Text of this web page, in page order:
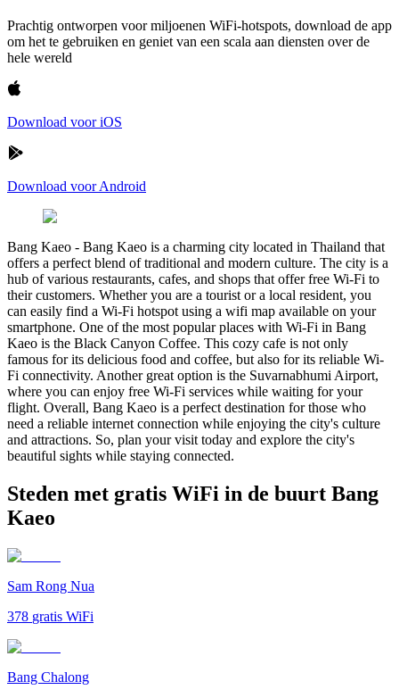
Prachtig ontworpen voor miljoenen WiFi-hotspots, download de app
om het te gebruiken en geniet van een scala aan diensten over de
hele wereld
Download voor iOS
Download voor Android
Bang Kaeo - Bang Kaeo is a charming city located in Thailand that
offers a perfect blend of traditional and modern culture. The city is a
hub of various restaurants, cafes, and shops that offer free Wi-Fi to
their customers. Whether you are a tourist or a local resident, you
can easily find a Wi-Fi hotspot using a wifi map available on your
smartphone. One of the most popular places with Wi-Fi in Bang
Kaeo is the Black Canyon Coffee. This cozy cafe is not only
famous for its delicious food and coffee, but also for its reliable Wi-
Fi connectivity. Another great option is the Suvarnabhumi Airport,
where you can enjoy free Wi-Fi services while waiting for your
flight. Overall, Bang Kaeo is a perfect destination for those who
need a reliable internet connection while enjoying the city's culture
and attractions. So, plan your visit today and explore the city's
beautiful sights while staying connected.
Steden met gratis WiFi in de buurt Bang
Kaeo
Sam Rong Nua
378 gratis WiFi
Bang Chalong